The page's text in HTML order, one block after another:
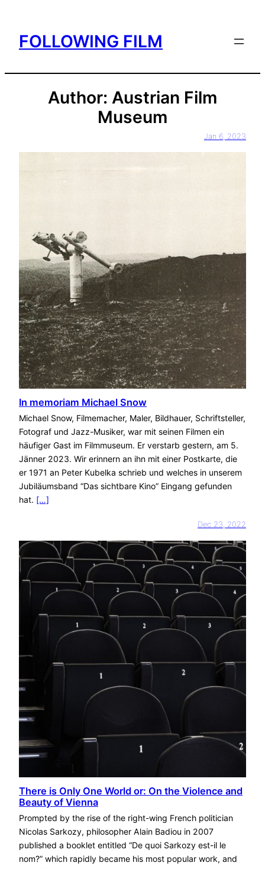
content
FOLLOWING FILM
Author: Austrian Film
Museum
Jan 6, 2023
In memoriam Michael Snow
Michael Snow, Filmemacher, Maler, Bildhauer, Schriftsteller,
Fotograf und Jazz-Musiker, war mit seinen Filmen ein
häufiger Gast im Filmmuseum. Er verstarb gestern, am 5.
Jänner 2023. Wir erinnern an ihn mit einer Postkarte, die
er 1971 an Peter Kubelka schrieb und welches in unserem
Jubiläumsband “Das sichtbare Kino” Eingang gefunden
hat. […]
Dec 23, 2022
There is Only One World or: On the Violence and
Beauty of Vienna
Prompted by the rise of the right-wing French politician
Nicolas Sarkozy, philosopher Alain Badiou in 2007
published a booklet entitled “De quoi Sarkozy est-il le
nom?” which rapidly became his most popular work, and